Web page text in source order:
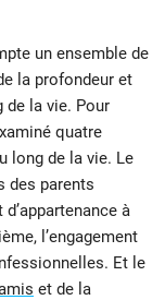
un ensemble de
la profondeur et
de la vie. Pour
quatre
long de la vie. Le
des parents
à
l’engagement
Et le
et de la